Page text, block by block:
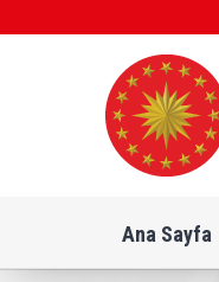
to
Ana Sayfa